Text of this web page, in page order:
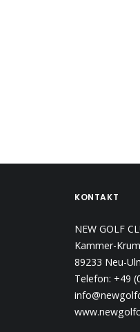
KONTAKT
NEW GOLF
Kammer-
89233 Neu-
Telefon: +49